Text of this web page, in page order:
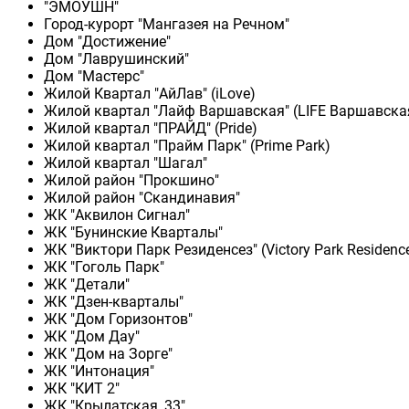
"ЭМОУШН"
Город-курорт "Мангазея на Речном"
Дом "Достижение"
Дом "Лаврушинский"
Дом "Мастерс"
Жилой Квартал "АйЛав" (iLove)
Жилой квартал "Лайф Варшавская" (LIFE
Жилой квартал "ПРАЙД" (Pride)
Жилой квартал "Прайм Парк" (Prime Park)
Жилой квартал "Шагал"
Жилой район "Прокшино"
Жилой район "Скандинавия"
ЖК "Аквилон Сигнал"
ЖК "Бунинские Кварталы"
ЖК "Виктори Парк Резиденсез" (Victory Park
ЖК "Гоголь Парк"
ЖК "Детали"
ЖК "Дзен-кварталы"
ЖК "Дом Горизонтов"
ЖК "Дом Дау"
ЖК "Дом на Зорге"
ЖК "Интонация"
ЖК "КИТ 2"